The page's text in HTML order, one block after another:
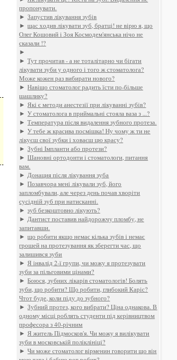
пропонувати.
►Запустив лікування зубів
►щас ходив лікувати зуб, братці! не вірю я, що
Олег Кошовий і Зоя Космодем'янська нічо не
сказали !?
►
►Тут прочитав - а не тоталітарно чи бігати
лікувати зуби у одного і того ж стоматолога?
Може кожен раз вибирати нового?
►Навіщо стоматолог радить їсти по-більше
шашлику?
►Які є методи анестезії при лікуванні зубів?
►У стоматолога в приймальні стояла ваза з ...?
►Температура після видалення зубного протеза.
►У тебе ж красива посмішка! Ну чому ж ти не
лікуєш свої зубки і ховаєш цю красу?
►Зубні Імпланти або протези?
►Шановні ортодонти і стоматологи, питання
вам.
►Донация після лікування зуба
►Позавчора мені лікували зуб, його
запломбували, але через день почав хворіти
сусідній зуб при натисканні.
►зуб безкоштовно лікують?
►Дантист поставив найдорожчу пломбу, не
запитавши.
►що робити якщо немає кілька зубів і немає
грошей на протезування як зберегти час, що
залишився зуби
►Я інвалід 2-ї групи, чи можу я протезувати
зуби за пільговими цінами?
►Боюся, зубних лікарів стоматологів! Болять
зуби, що робити? Що робити, глибокий Каріс?
Чтот буде, коли піду до зубного?
►Зубний протез, кого вибрати? Ціна однакова. В
одному місці роблять студенти під керівництвом
професора з 40-річним
►Я житель Підмосков'я. Чи можу я вилікувати
зуби в московській поліклініці?
►Чи може стоматолог вірменин говорити що він